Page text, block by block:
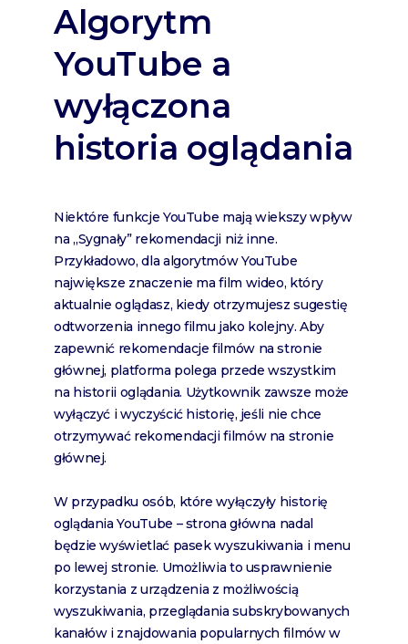
Algorytm
YouTube a
wyłączona
historia oglądania
Niektóre funkcje YouTube mają wiekszy wpływ
na „Sygnały” rekomendacji niż inne.
Przykładowo, dla algorytmów YouTube
największe znaczenie ma film wideo, który
aktualnie oglądasz, kiedy otrzymujesz sugestię
odtworzenia innego filmu jako kolejny. Aby
zapewnić rekomendacje filmów na stronie
głównej, platforma polega przede wszystkim
na historii oglądania. Użytkownik zawsze może
wyłączyć i wyczyścić historię, jeśli nie chce
otrzymywać rekomendacji filmów na stronie
głównej.
W przypadku osób, które wyłączyły historię
oglądania YouTube – strona główna nadal
będzie wyświetlać pasek wyszukiwania i menu
po lewej stronie. Umożliwia to usprawnienie
korzystania z urządzenia z możliwością
wyszukiwania, przeglądania subskrybowanych
kanałów i znajdowania popularnych filmów w